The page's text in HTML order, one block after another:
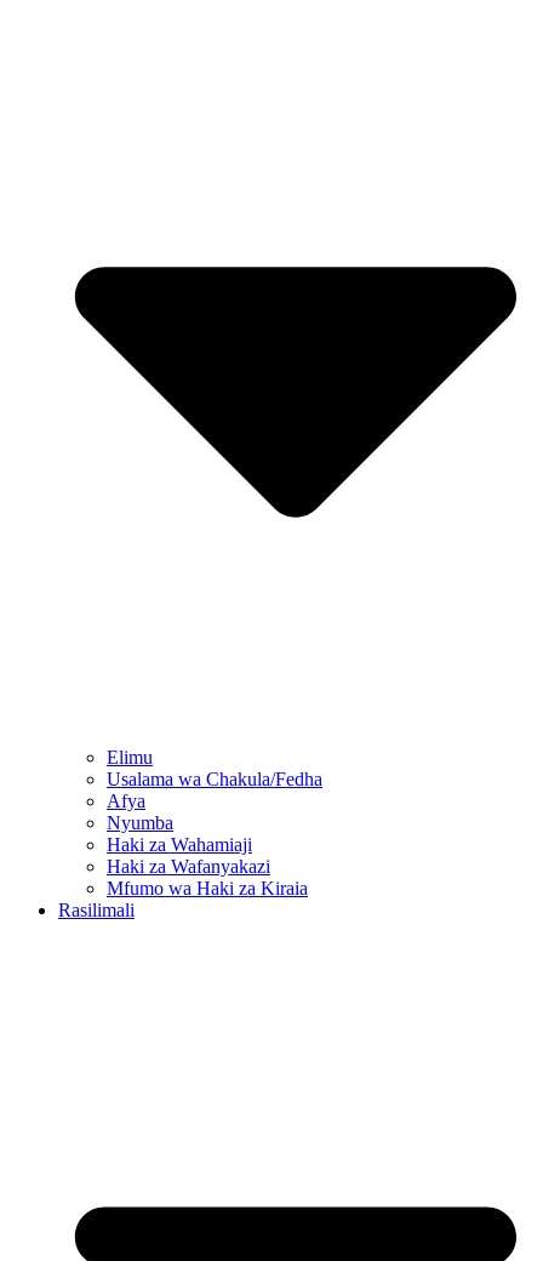
Elimu
Usalama wa Chakula/Fedha
Afya
Nyumba
Haki za Wahamiaji
Haki za Wafanyakazi
Mfumo wa Haki za Kiraia
Rasilimali